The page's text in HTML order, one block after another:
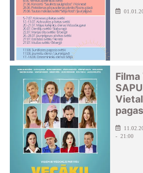
Filma
- 21:00